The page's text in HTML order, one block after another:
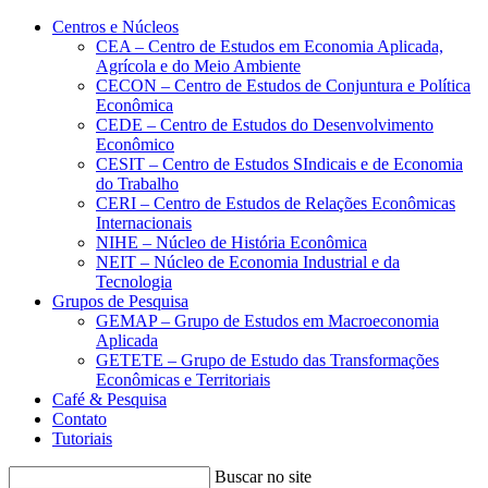
Conteúdo principal Menu principal
Centros e Núcleos
CEA – Centro de Estudos em Economia Aplicada,
Agrícola e do Meio Ambiente
CECON – Centro de Estudos de Conjuntura e Política
Econômica
CEDE – Centro de Estudos do Desenvolvimento
Econômico
CESIT – Centro de Estudos SIndicais e de Economia
do Trabalho
CERI – Centro de Estudos de Relações Econômicas
Internacionais
NIHE – Núcleo de História Econômica
NEIT – Núcleo de Economia Industrial e da
Tecnologia
Grupos de Pesquisa
GEMAP – Grupo de Estudos em Macroeconomia
Aplicada
GETETE – Grupo de Estudo das Transformações
Econômicas e Territoriais
Café & Pesquisa
Contato
Tutoriais
Buscar no site